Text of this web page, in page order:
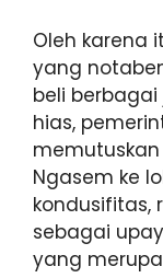
Oleh karena
yang
beli
hias,
Ngasem ke
kondusifitas,
sebagai
yang